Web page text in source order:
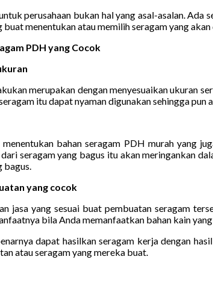
perusahaan bukan hal yang asal-asalan.
menentukan atau memilih seragam yang
PDH yang Cocok
merupakan dengan menyesuaikan ukuran
itu dapat nyaman digunakan sehingga pun
bahan seragam PDH murah yang
seragam yang bagus itu akan meringankan
yang cocok
jasa yang sesuai buat pembuatan seragam
bila Anda memanfaatkan bahan kain
dapat hasilkan seragam kerja dengan
atau seragam yang mereka buat.